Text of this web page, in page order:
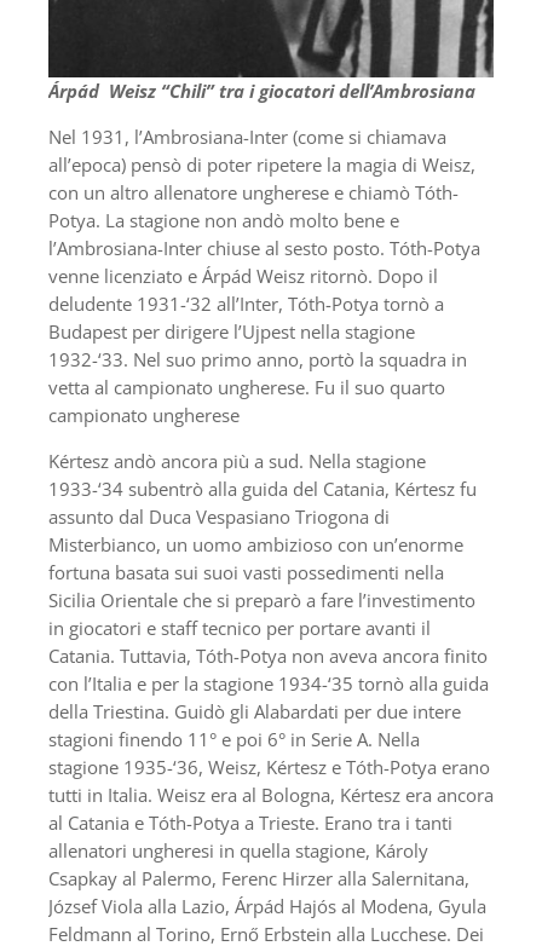
Árpád Weisz “Chili” tra i giocatori dell’Ambrosiana
Nel 1931, l’Ambrosiana-Inter (come si chiamava
all’epoca) pensò di poter ripetere la magia di Weisz,
con un altro allenatore ungherese e chiamò Tóth-
Potya. La stagione non andò molto bene e
l’Ambrosiana-Inter chiuse al sesto posto. Tóth-Potya
venne licenziato e Árpád Weisz ritornò. Dopo il
deludente 1931-‘32 all’Inter, Tóth-Potya tornò a
Budapest per dirigere l’Ujpest nella stagione
1932-‘33. Nel suo primo anno, portò la squadra in
vetta al campionato ungherese. Fu il suo quarto
campionato ungherese
Kértesz andò ancora più a sud. Nella stagione
1933-‘34 subentrò alla guida del Catania, Kértesz fu
assunto dal Duca Vespasiano Triogona di
Misterbianco, un uomo ambizioso con un’enorme
fortuna basata sui suoi vasti possedimenti nella
Sicilia Orientale che si preparò a fare l’investimento
in giocatori e staff tecnico per portare avanti il ​​
Catania. Tuttavia, Tóth-Potya non aveva ancora finito
con l’Italia e per la stagione 1934-‘35 tornò alla guida
della Triestina. Guidò gli Alabardati per due intere
stagioni finendo 11° e poi 6° in Serie A. Nella
stagione 1935-‘36, Weisz, Kértesz e Tóth-Potya erano
tutti in Italia. Weisz era al Bologna, Kértesz era ancora
al Catania e Tóth-Potya a Trieste. Erano tra i tanti
allenatori ungheresi in quella stagione, Károly
Csapkay al Palermo, Ferenc Hirzer alla Salernitana,
József Viola alla Lazio, Árpád Hajós al Modena, Gyula
Feldmann al Torino, Ernő Erbstein alla Lucchese. Dei